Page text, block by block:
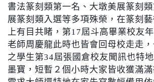
書法篆刻類第一名、大墩美展篆刻
展篆刻類入選等多項殊榮，在篆刻
上有目共睹，第17屆斗高畢業校友年
老師周慶龍此時也皆會回母校走走
之學生第34屆張國倉校友聞訊也特
墨寶，短暫２個小時大家皆收獲滿